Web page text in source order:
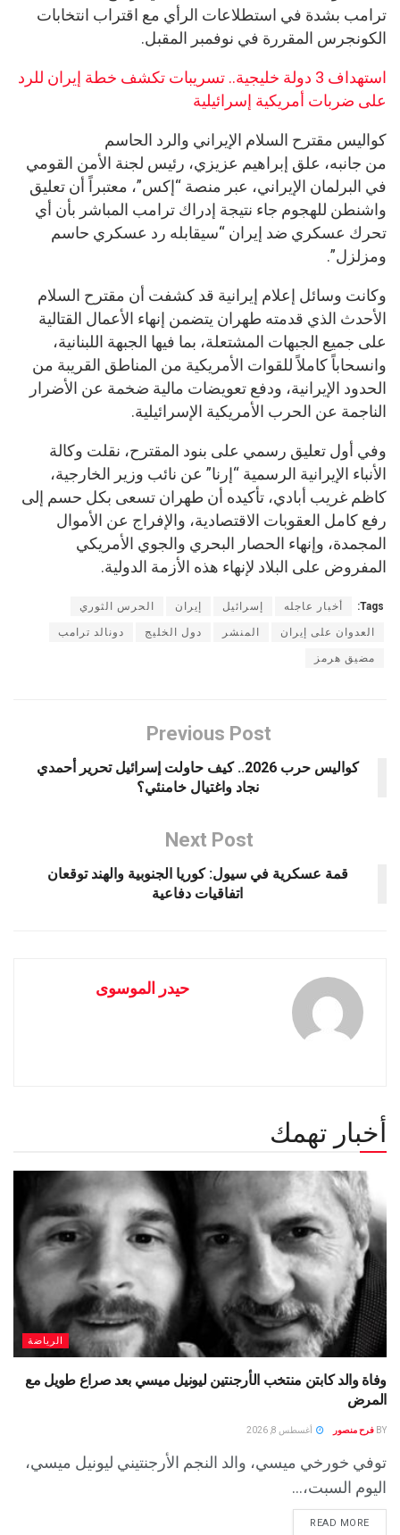
ترامب بشدة في استطلاعات الرأي مع اقتراب انتخابات
الكونجرس المقررة في نوفمبر المقبل.
استهداف 3 دولة خليجية.. تسريبات تكشف خطة إيران للرد
على ضربات أمريكية إسرائيلية
كواليس مقترح السلام الإيراني والرد الحاسم
من جانبه، علق إبراهيم عزيزي، رئيس لجنة الأمن القومي
في البرلمان الإيراني، عبر منصة “إكس”، معتبراً أن تعليق
واشنطن للهجوم جاء نتيجة إدراك ترامب المباشر بأن أي
تحرك عسكري ضد إيران “سيقابله رد عسكري حاسم
ومزلزل”.
وكانت وسائل إعلام إيرانية قد كشفت أن مقترح السلام
الأحدث الذي قدمته طهران يتضمن إنهاء الأعمال القتالية
على جميع الجبهات المشتعلة، بما فيها الجبهة اللبنانية،
وانسحاباً كاملاً للقوات الأمريكية من المناطق القريبة من
الحدود الإيرانية، ودفع تعويضات مالية ضخمة عن الأضرار
الناجمة عن الحرب الأمريكية الإسرائيلية.
وفي أول تعليق رسمي على بنود المقترح، نقلت وكالة
الأنباء الإيرانية الرسمية “إرنا” عن نائب وزير الخارجية،
كاظم غريب أبادي، تأكيده أن طهران تسعى بكل حسم إلى
رفع كامل العقوبات الاقتصادية، والإفراج عن الأموال
المجمدة، وإنهاء الحصار البحري والجوي الأمريكي
المفروض على البلاد لإنهاء هذه الأزمة الدولية.
Tags: أخبار عاجله إسرائيل إيران الحرس الثوري
العدوان على إيران المنشر دول الخليج دونالد ترامب
مضيق هرمز
Previous Post
كواليس حرب 2026.. كيف حاولت إسرائيل تحرير أحمدي
نجاد واغتيال خامنئي؟
Next Post
قمة عسكرية في سيول: كوريا الجنوبية والهند توقعان
اتفاقيات دفاعية
حيدر الموسوى
أخبار تهمك
الرياضة
وفاة والد كابتن منتخب الأرجنتين ليونيل ميسي بعد صراع طويل مع
المرض
BY فرح منصور أغسطس 8, 2026
توفي خورخي ميسي، والد النجم الأرجنتيني ليونيل ميسي،
اليوم السبت،...
READ MORE